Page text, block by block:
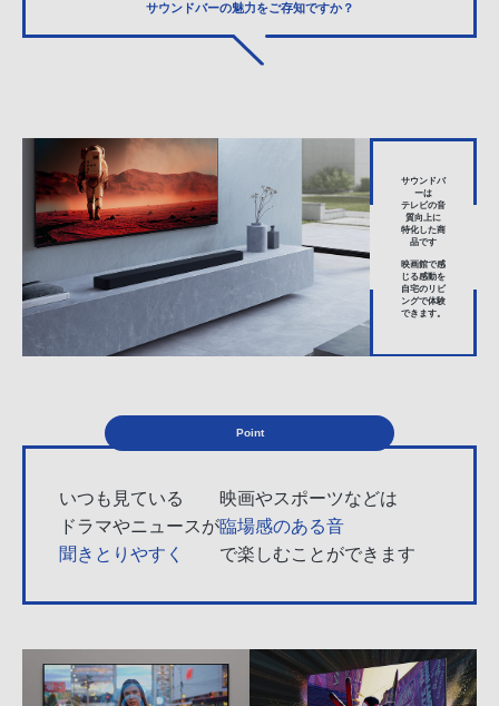
サウンドバーの魅力をご存知ですか？
サウンドバ
ーは
テレビの音
質向上に
特化 した商
品です
映画館で感
じる感動を
自宅のリビ
ングで体験
できます。
Point
いつも見ている
ドラマやニュースが
聞きとりやすく
映画やスポーツなどは
臨場感のある音
で楽しむことができます